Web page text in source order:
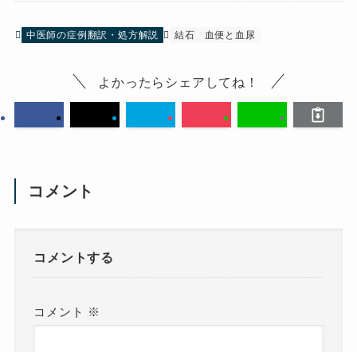
中医師の症例翻訳・処方解説 結石 血便と血尿
よかったらシェアしてね！
コメント
コメントする
コメント ※